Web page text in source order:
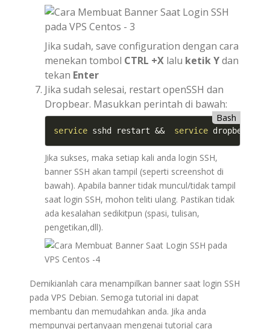
Jika sudah, save configuration dengan cara
menekan tombol CTRL +X lalu ketik Ydan
tekan Enter
Jika sudah selesai, restart openSSH dan
Dropbear. Masukkan perintah di bawah:
Bash
service sshd restart && service dropbear
Jika sukses, maka setiap kali anda login SSH,
banner SSH akan tampil (seperti screenshot di
bawah). Apabila banner tidak muncul/tidak tampil
saat login SSH, mohon teliti ulang. Pastikan tidak
ada kesalahan sedikitpun (spasi, tulisan,
pengetikan,dll).
Demikianlah cara menampilkan banner saat login SSH
pada VPS Debian. Semoga tutorial ini dapat
membantu dan memudahkan anda. Jika anda
mempunyai pertanyaan mengenai tutorial cara